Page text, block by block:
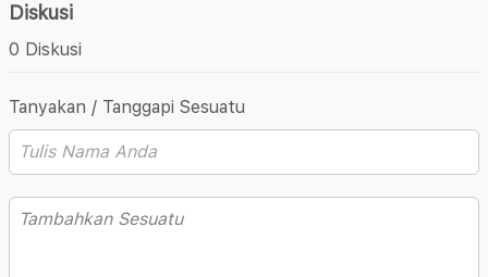
Diskusi
0 Diskusi
Tanyakan / Tanggapi Sesuatu